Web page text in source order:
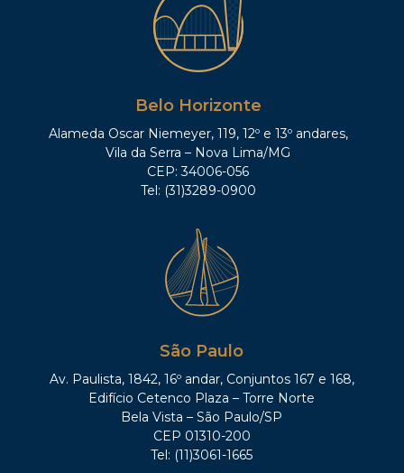
Belo Horizonte
Alameda Oscar Niemeyer, 119, 12º e 13º andares,
Vila da Serra – Nova Lima/MG
CEP: 34006-056
Tel: (31)3289-0900
São Paulo
Av. Paulista, 1842, 16º andar, Conjuntos 167 e 168,
Edifício Cetenco Plaza – Torre Norte
Bela Vista – São Paulo/SP
CEP 01310-200
Tel: (11)3061-1665